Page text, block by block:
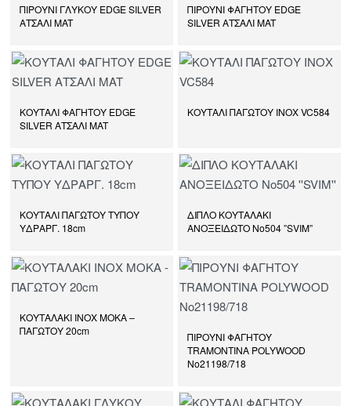
ΠΙΡΟΥΝΙ ΓΛΥΚΟΥ EDGE SILVER
ΑΤΣΑΛΙ MAT
ΠΙΡΟΥΝΙ ΦΑΓΗΤΟΥ EDGE
SILVER ΑΤΣΑΛΙ MAT
ΚΟΥΤΑΛΙ ΦΑΓΗΤΟΥ EDGE
SILVER ΑΤΣΑΛΙ MAT
ΚΟΥΤΑΛΙ ΠΑΓΩΤΟΥ ΙΝΟΧ VC584
ΚΟΥΤΑΛΙ ΠΑΓΩΤΟΥ ΤΥΠΟΥ
ΥΔΡΑΡΓ. 18cm
ΔΙΠΛΟ ΚΟΥΤΑΛΑΚΙ
ΑΝΟΞΕΙΔΩΤΟ Νο504 ”SVIM”
ΚΟΥΤΑΛΑΚΙ ΙΝΟΧ ΜΟΚΑ –
ΠΑΓΩΤΟΥ 20cm
ΠΙΡΟΥΝΙ ΦΑΓΗΤΟΥ
TRAMONTINA POLYWOOD
Νο21198/718